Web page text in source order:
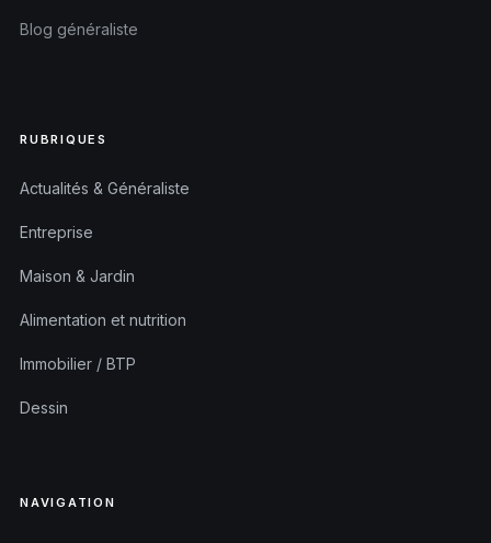
Blog généraliste
RUBRIQUES
Actualités & Généraliste
Entreprise
Maison & Jardin
Alimentation et nutrition
Immobilier / BTP
Dessin
NAVIGATION